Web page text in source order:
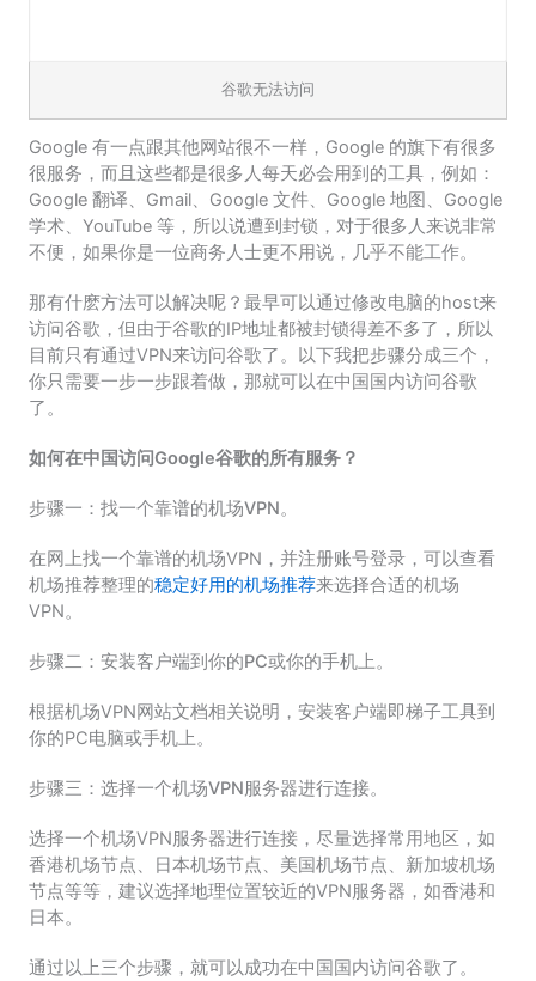
谷歌无法访问
Google 有一点跟其他网站很不一样，Google 的旗下有很多
很服务，而且这些都是很多人每天必会用到的工具，例如：
Google 翻译、Gmail、Google 文件、Google 地图、Google
学术、YouTube 等，所以说遭到封锁，对于很多人来说非常
不便，如果你是一位商务人士更不用说，几乎不能工作。
那有什麽方法可以解决呢？最早可以通过修改电脑的host来
访问谷歌，但由于谷歌的IP地址都被封锁得差不多了，所以
目前只有通过VPN来访问谷歌了。以下我把步骤分成三个，
你只需要一步一步跟着做，那就可以在中国国内访问谷歌
了。
如何在中国访问Google谷歌的所有服务？
步骤一：找一个靠谱的机场VPN。
在网上找一个靠谱的机场VPN，并注册账号登录，可以查看
机场推荐整理的稳定好用的机场推荐来选择合适的机场
VPN。
步骤二：安装客户端到你的PC或你的手机上。
根据机场VPN网站文档相关说明，安装客户端即梯子工具到
你的PC电脑或手机上。
步骤三：选择一个机场VPN服务器进行连接。
选择一个机场VPN服务器进行连接，尽量选择常用地区，如
香港机场节点、日本机场节点、美国机场节点、新加坡机场
节点等等，建议选择地理位置较近的VPN服务器，如香港和
日本。
通过以上三个步骤，就可以成功在中国国内访问谷歌了。